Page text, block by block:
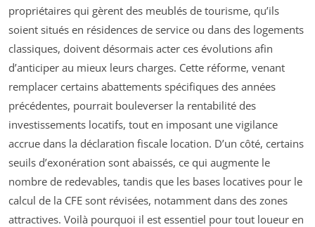
propriétaires qui gèrent des meublés de tourisme, qu’ils
soient situés en résidences de service ou dans des logements
classiques, doivent désormais acter ces évolutions afin
d’anticiper au mieux leurs charges. Cette réforme, venant
remplacer certains abattements spécifiques des années
précédentes, pourrait bouleverser la rentabilité des
investissements locatifs, tout en imposant une vigilance
accrue dans la déclaration fiscale location. D’un côté, certains
seuils d’exonération sont abaissés, ce qui augmente le
nombre de redevables, tandis que les bases locatives pour le
calcul de la CFE sont révisées, notamment dans des zones
attractives. Voilà pourquoi il est essentiel pour tout loueur en